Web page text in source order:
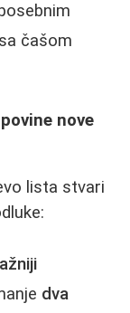
čašom
nove
lista stvari
dva